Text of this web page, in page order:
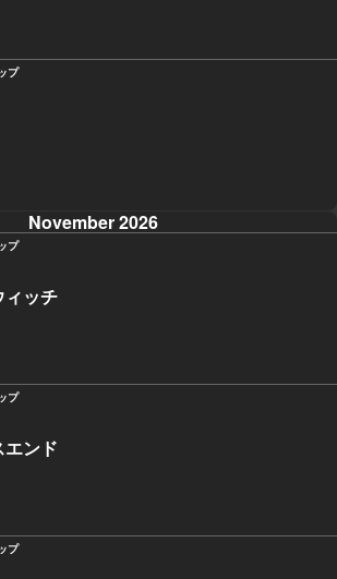
プ
November 2026
プ
ィッチ
プ
ンド
プ